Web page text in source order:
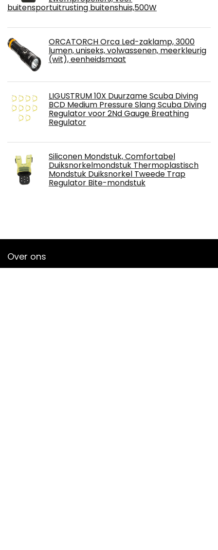
buitensportuitrusting buitenshuis,500W
ORCATORCH Orca Led-zaklamp, 3000
lumen, uniseks, volwassenen, meerkleurig
(wit), eenheidsmaat
LIGUSTRUM 10X Duurzame Scuba Diving
BCD Medium Pressure Slang Scuba Diving
Regulator voor 2Nd Gauge Breathing
Regulator
Siliconen Mondstuk, Comfortabel
Duiksnorkelmondstuk Thermoplastisch
Mondstuk Duiksnorkel Tweede Trap
Regulator Bite-mondstuk
Over ons